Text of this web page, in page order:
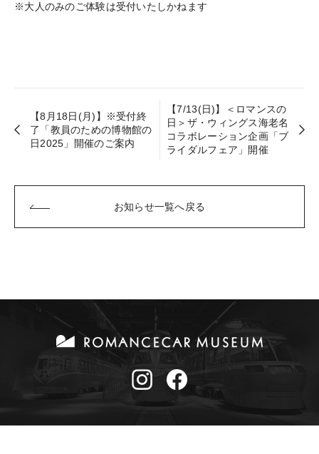
※大人のみのご体験は受付いたしかねます
【8月18日(月)】※受付終
了「教員のための博物館の
日2025」開催のご案内
【7/13(日)】＜ロマンスの
日＞ザ・ウィングス海老名
コラボレーション企画「ブ
ライダルフェア」開催
お知らせ一覧へ戻る